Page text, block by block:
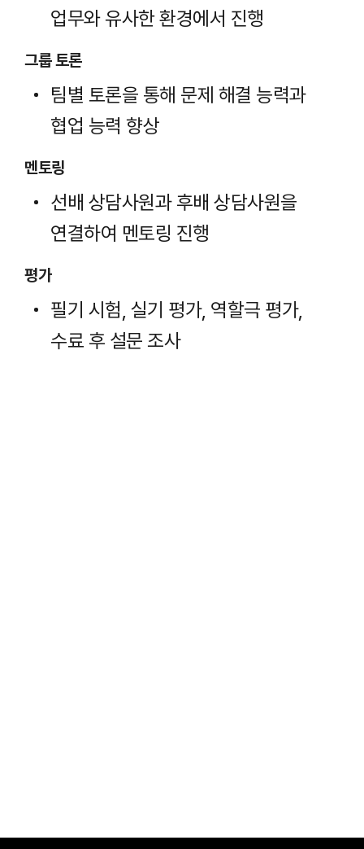
업무와 유사한 환경에서 진행
그룹 토론
팀별 토론을 통해 문제 해결 능력과
협업 능력 향상
멘토링
선배 상담사원과 후배 상담사원을
연결하여 멘토링 진행
평가
필기 시험, 실기 평가, 역할극 평가,
수료 후 설문 조사